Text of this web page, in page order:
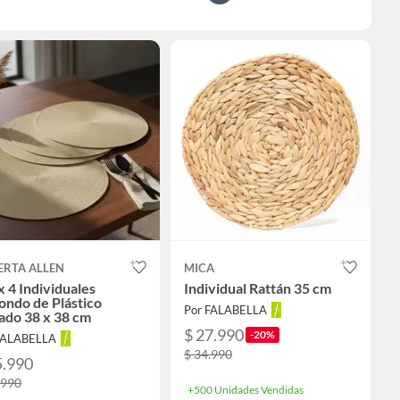
ALLEN
4 Individuales
de Plástico
38 x 38 cm
MICA
Individual Rattán 35 cm
Por FALABELLA
$ 27.990 -20%
$ 34.990
+500 Unidades Vendidas